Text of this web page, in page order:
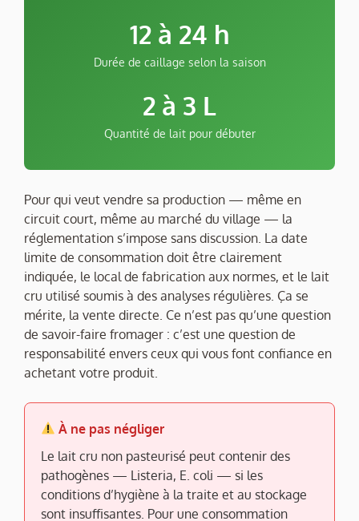
12 à 24 h
Durée de caillage selon la saison
2 à 3 L
Quantité de lait pour débuter
Pour qui veut vendre sa production — même en
circuit court, même au marché du village — la
réglementation s’impose sans discussion. La date
limite de consommation doit être clairement
indiquée, le local de fabrication aux normes, et le lait
cru utilisé soumis à des analyses régulières. Ça se
mérite, la vente directe. Ce n’est pas qu’une question
de savoir-faire fromager : c’est une question de
responsabilité envers ceux qui vous font confiance en
achetant votre produit.
À ne pas négliger
Le lait cru non pasteurisé peut contenir des
pathogènes — Listeria, E. coli — si les
conditions d’hygiène à la traite et au stockage
sont insuffisantes. Pour une consommation